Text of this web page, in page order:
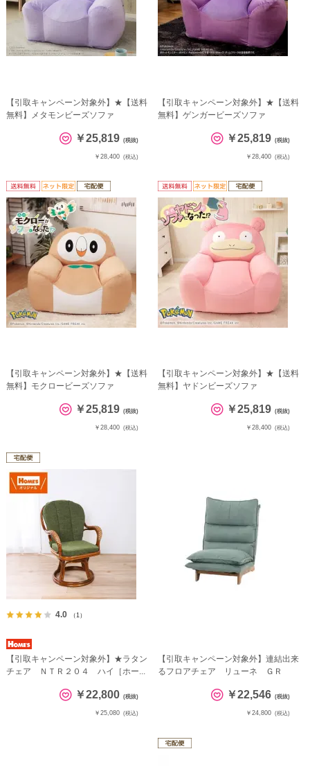
【引取キャンペーン対象外】★【送料
無料】メタモンビーズソファ
￥25,819 (税抜)
￥28,400 (税込)
【引取キャンペーン対象外】★【送料
無料】ゲンガービーズソファ
￥25,819 (税抜)
￥28,400 (税込)
【引取キャンペーン対象外】★【送料
無料】モクロービーズソファ
￥25,819 (税抜)
￥28,400 (税込)
【引取キャンペーン対象外】★【送料
無料】ヤドンビーズソファ
￥25,819 (税抜)
￥28,400 (税込)
4.0 （1）
【引取キャンペーン対象外】★ラタン
チェア ＮＴＲ２０４ ハイ［ホー...
￥22,800 (税抜)
￥25,080 (税込)
【引取キャンペーン対象外】連結出来
るフロアチェア リューネ ＧＲ
￥22,546 (税抜)
￥24,800 (税込)